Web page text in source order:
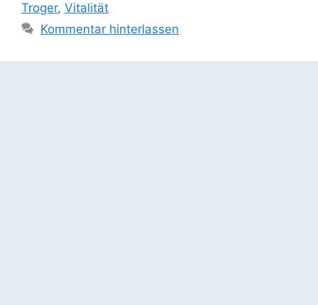
Troger, Vitalität
Kommentar hinterlassen